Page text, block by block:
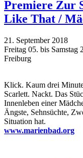
Premiere Zur
Like That /
21. September 2018
Freitag 05. bis Samstag
Freiburg
Klick. Kaum drei
Scarlett. Nackt. Das
Innenleben einer
Ängste, Sehnsüchte,
Situation hat.
www.marienbad.org